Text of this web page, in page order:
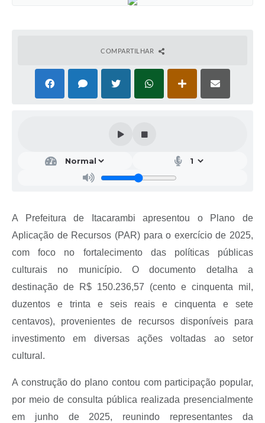
COMPARTILHAR
A Prefeitura de Itacarambi apresentou o Plano de
Aplicação de Recursos (PAR) para o exercício de 2025,
com foco no fortalecimento das políticas públicas
culturais no município. O documento detalha a
destinação de R$ 150.236,57 (cento e cinquenta mil,
duzentos e trinta e seis reais e cinquenta e sete
centavos), provenientes de recursos disponíveis para
investimento em diversas ações voltadas ao setor
cultural.
A construção do plano contou com participação popular,
por meio de consulta pública realizada presencialmente
em junho de 2025, reunindo representantes da